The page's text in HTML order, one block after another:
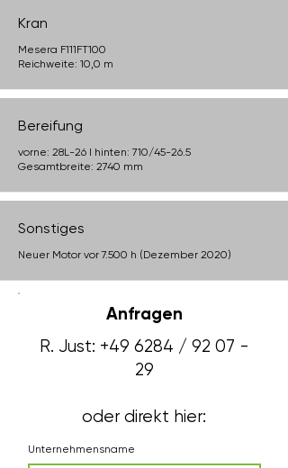
Kran
Mesera F111FT100
Reichweite: 10,0 m
Bereifung
vorne: 28L-26 I hinten: 710/45-26.5
Gesamtbreite: 2740 mm
Sonstiges
Neuer Motor vor 7.500 h (Dezember 2020)
Anfragen
R. Just: +49 6284 / 92 07 -
29
oder direkt hier:
Unternehmensname